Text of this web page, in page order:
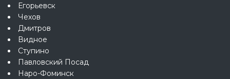
Егорьевск
Чехов
Дмитров
Видное
Ступино
Павловский Посад
Наро-Фоминск